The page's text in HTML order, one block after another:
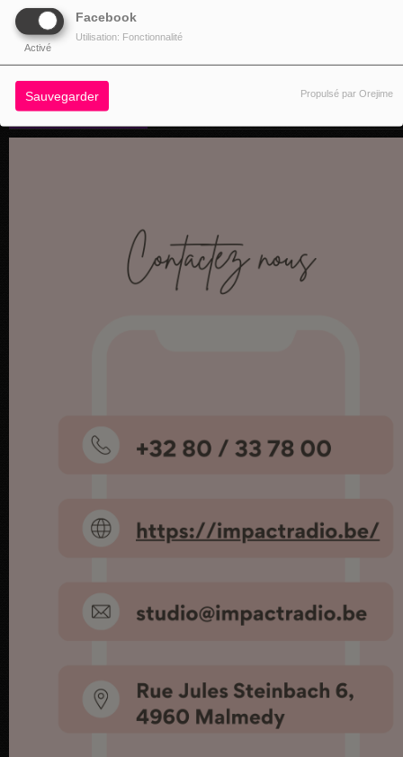
Facebook
Activé
Utilisation: Fonctionnalité
Sauvegarder Propulsé par Orejime
NOS COORDONNÉES